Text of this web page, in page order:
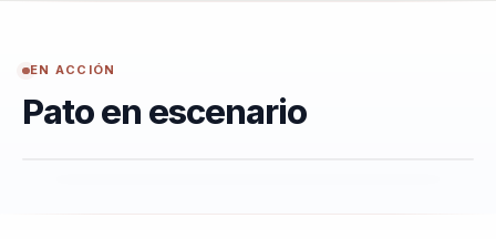
EN ACCIÓN
Pato en escenario